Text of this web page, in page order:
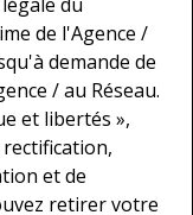
du
de l'Agence /
demande de
/ au Réseau.
et libertés »,
rectification,
et de
retirer votre